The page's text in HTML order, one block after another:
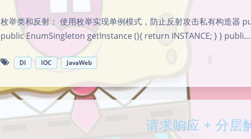
枚举类和反射： 使用枚举实现单例模式，防止反射攻击私有构造器
public EnumSingleton getInstance (){ return INSTANCE; } } publi…
DI IOC JavaWeb
请求响应 + 分层